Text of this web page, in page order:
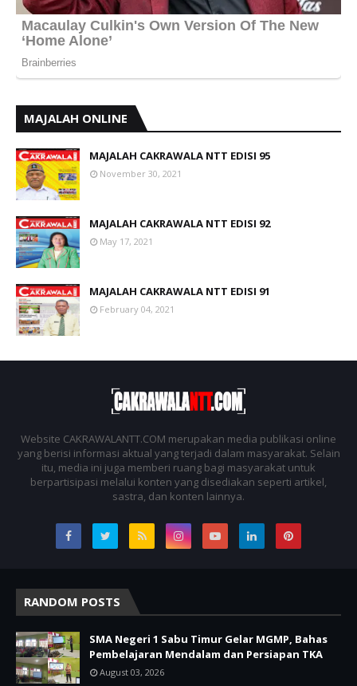
MAJALAH ONLINE
MAJALAH CAKRAWALA NTT EDISI 95
November 30, 2021
MAJALAH CAKRAWALA NTT EDISI 92
May 17, 2021
MAJALAH CAKRAWALA NTT EDISI 91
February 04, 2021
Website CAKRAWALANTT.COM merupakan media publikasi online
yang berisi informasi aktual yang terjadi dalam masyarakat. Selain
itu, media ini juga memberi ruang bagi masyarakat untuk
berpartisipasi melalui konten yang disediakan seperti artikel,
sastra, dan konten lainnya.
RANDOM POSTS
SMA Negeri 1 Sabu Timur Gelar MGMP, Bahas
Pembelajaran Mendalam dan Persiapan TKA
August 03, 2026